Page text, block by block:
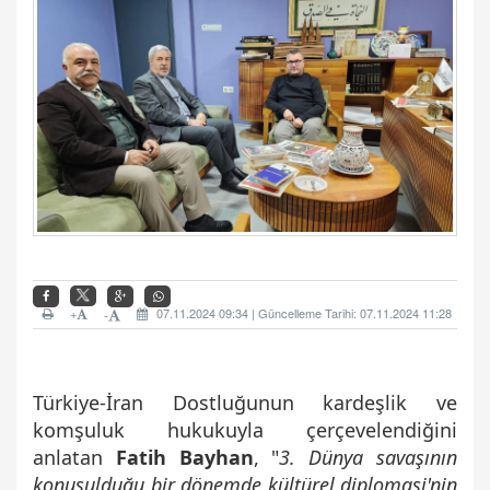
07.11.2024 09:34 | Güncelleme Tarihi: 07.11.2024 11:28
-
+
Türkiye-İran Dostluğunun kardeşlik ve
komşuluk hukukuyla çerçevelendiğini
anlatan Fatih Bayhan, "3. Dünya savaşının
konuşulduğu bir dönemde kültürel diplomasi'nin